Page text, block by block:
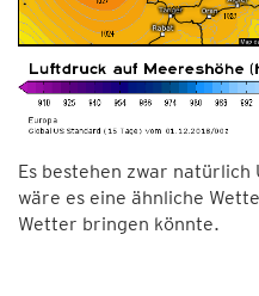
Es bestehen zwar
wäre es eine ähnliche
Wetter bringen könnte.